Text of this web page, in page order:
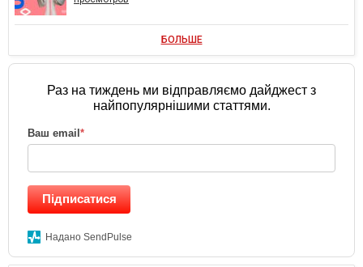
БОЛЬШЕ
Раз на тиждень ми відправляємо дайджест з
найпопулярнішими статтями.
Ваш email *
Підписатися
Надано SendPulse